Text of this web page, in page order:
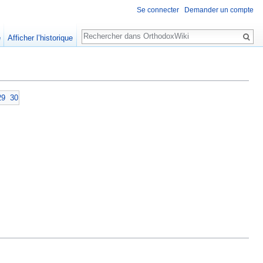
30
Se connecter Demander un compte
Afficher l’historique
Rechercher